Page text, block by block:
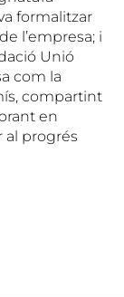
formalitzar
l’empresa; i
Unió
com la
compartint
en
al progrés